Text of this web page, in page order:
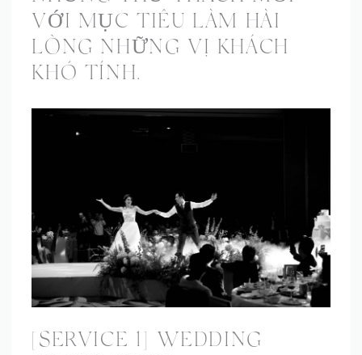
VỚI MỤC TIÊU LÀM HÀI
LÒNG NHỮNG VỊ KHÁCH
KHÓ TÍNH.
[SERVICE 1] WEDDING